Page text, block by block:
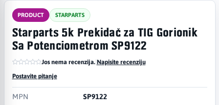
PRODUCT STARPARTS
Starparts 5k Prekidač za TIG Gorionik
Sa Potenciometrom SP9122
Jos nema recenzija.|Napisite recenziju
Postavite pitanje
MPN SP9122